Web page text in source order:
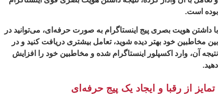
است.
داشتن هویت بصری پیج اینستاگرام به صورت حرفه‌ای، می‌توانید در
مخاطبین خود بهتر دیده شوید، تعامل بیشتری دریافت کنید و در
آن، وارد اکسپلور اینستاگرام شده و مخاطبین خود را افزایش
از رقبا و ایجاد یک پیج حرفه‌ای